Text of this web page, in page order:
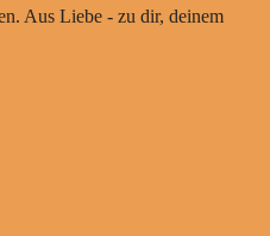
Aus Liebe - zu dir, deinem